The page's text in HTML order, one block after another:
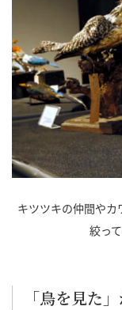
キツツキの仲間や
絞っ
「鳥を見た